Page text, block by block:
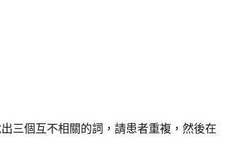
三個互不相關的詞，請患者重複，然後在